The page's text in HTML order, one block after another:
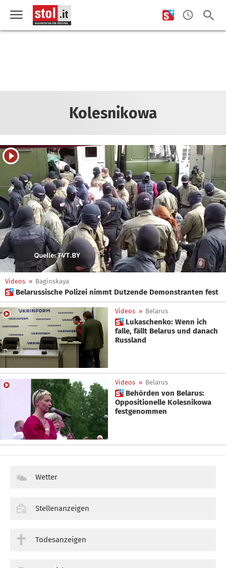
Kolesnikowa
Videos » Baginskaya
 Belarussische Polizei nimmt Dutzende Demonstranten fest
Videos » Belarus
 Lukaschenko: Wenn ich
falle, fällt Belarus und danach
Russland
Videos » Belarus
 Behörden von Belarus:
Oppositionelle Kolesnikowa
festgenommen
Wetter
Stellenanzeigen
Todesanzeigen